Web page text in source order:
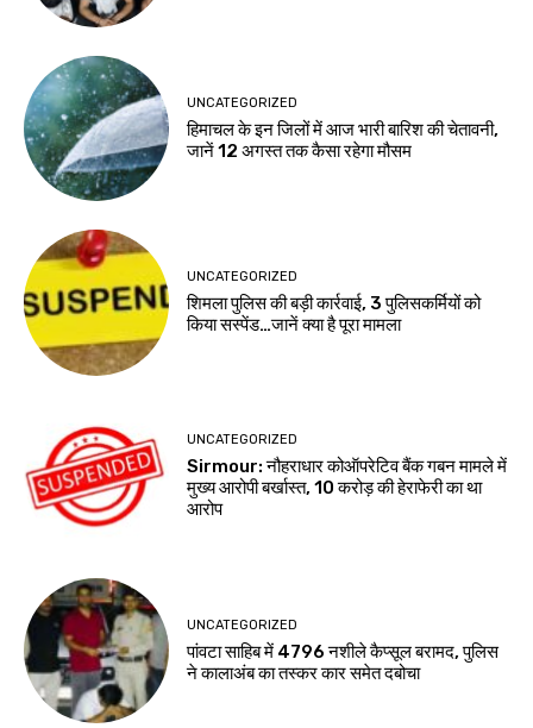
UNCATEGORIZED
हिमाचल के इन जिलों में आज भारी बारिश की चेतावनी,
जानें 12 अगस्त तक कैसा रहेगा मौसम
UNCATEGORIZED
शिमला पुलिस की बड़ी कार्रवाई, 3 पुलिसकर्मियों को
किया सस्पेंड…जानें क्या है पूरा मामला
UNCATEGORIZED
Sirmour: नौहराधार कोऑपरेटिव बैंक गबन मामले में
मुख्य आरोपी बर्खास्त, 10 करोड़ की हेराफेरी का था
आरोप
UNCATEGORIZED
पांवटा साहिब में 4796 नशीले कैप्सूल बरामद, पुलिस
ने कालाअंब का तस्कर कार समेत दबोचा